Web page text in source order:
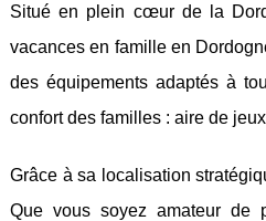
Situé en plein cœur de la
vacances en famille en
des équipements adaptés à
confort des familles : aire de
Grâce à sa localisation
Que vous soyez amateur de